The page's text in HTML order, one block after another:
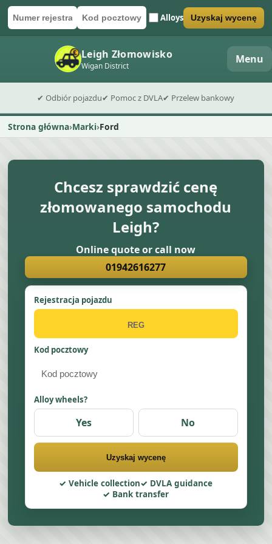
Numer rejestracyjny
Kod pocztowyAlloys
Wyślij formularz wyceny Uzyskaj wycenę
Leigh Złomowisko
Wigan District Menu
✔ Odbiór pojazdu✔ Pomoc z DVLA✔ Przelew bankowy
Strona główna Marki Ford
Chcesz sprawdzić cenę
złomowanego samochodu
Leigh?
Online quote or call now
01942616277
Rejestracja pojazdu
Kod pocztowy
Alloy wheels?
Yes No
Uzyskaj wycenę
Vehicle collection
DVLA guidance
Bank transfer